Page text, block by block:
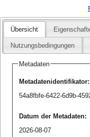
Übersicht
Nutzungsbedingungen
Metadaten
Metadatenidentifikator:
54a8fbfe-6422-6d9b-
Datum der Metadaten:
2026-08-07